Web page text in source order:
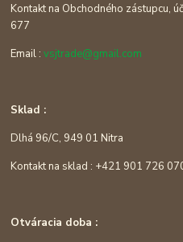
Kontakt na Obchodného zástupcu,
677
Email :vsjtrade@gmail.com
Sklad :
Dlhá 96/C, 949 01 Nitra
Kontakt na sklad : +421 901 726
Otváracia doba :